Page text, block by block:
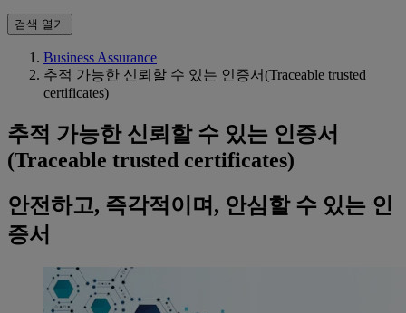
검색 열기
Business Assurance
추적 가능한 신뢰할 수 있는 인증서(Traceable trusted
certificates)
추적 가능한 신뢰할 수 있는 인증서
(Traceable trusted certificates)
안전하고, 즉각적이며, 안심할 수 있는 인
증서